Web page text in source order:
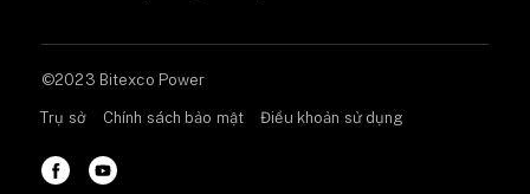
©2023 Bitexco Power
Trụ sở Chính sách bảo mật Điều khoản sử dụng